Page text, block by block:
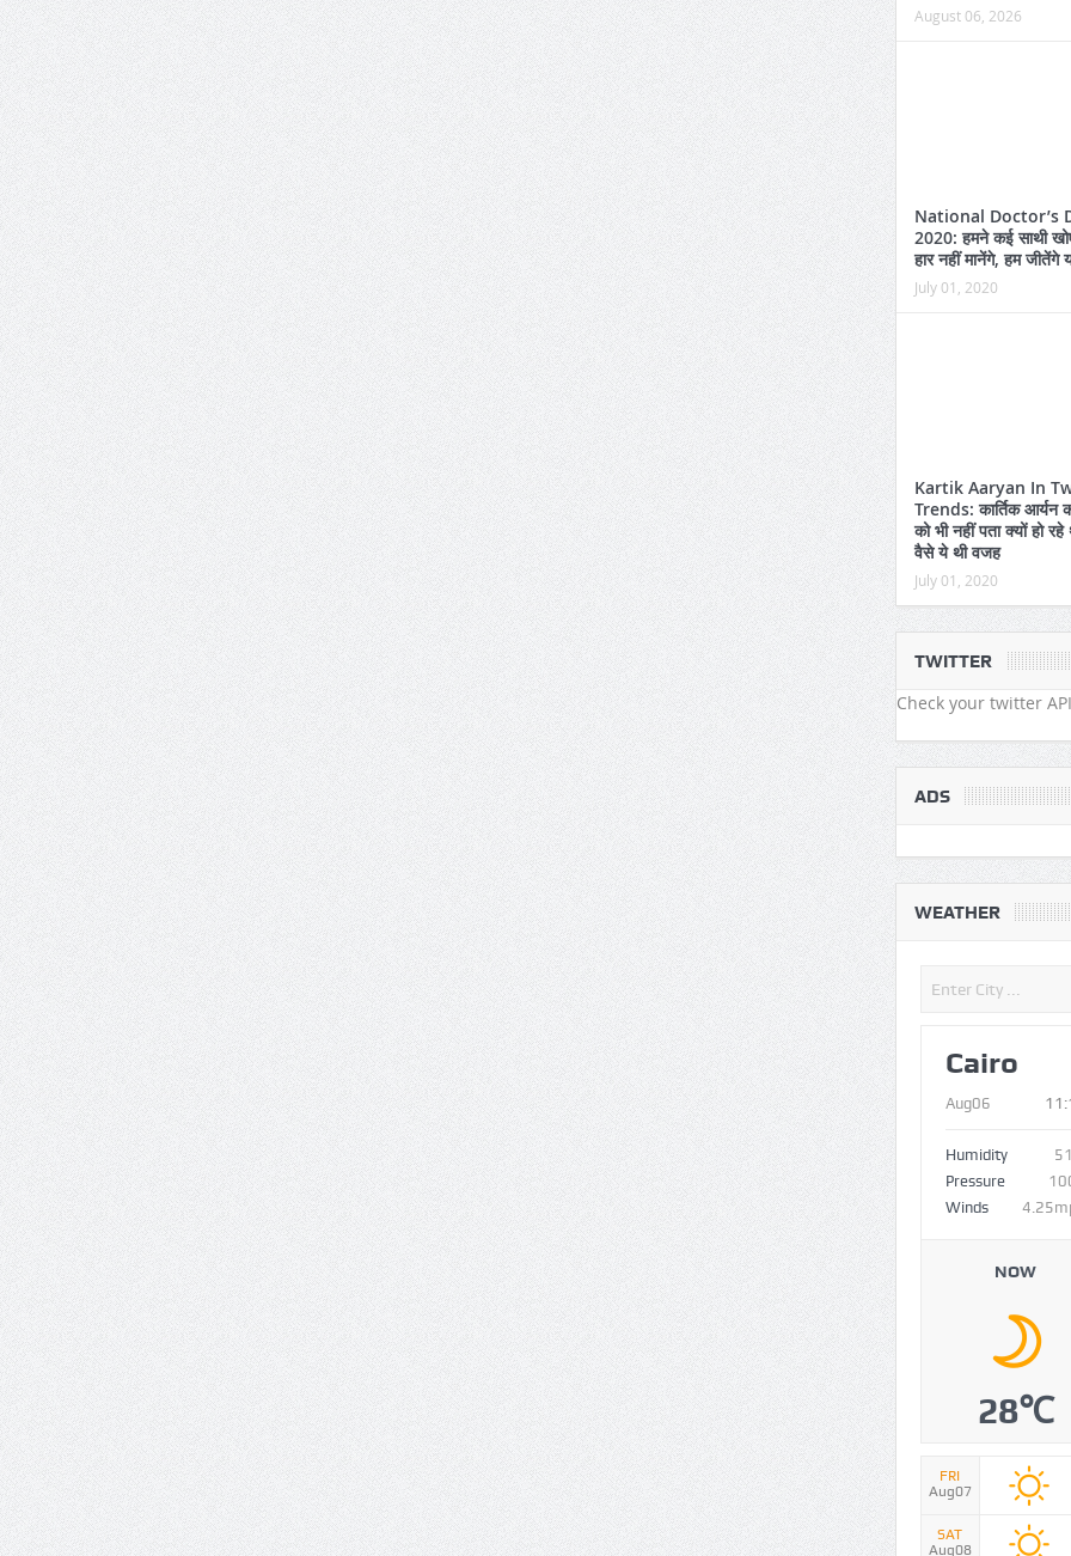
August 06, 2026
National Doctor’s
2020: हमने कई साथी
हार नहीं मानेंगे, हम जीतेंगे
July 01, 2020
Kartik Aaryan In
Trends: कार्तिक आर्यन
को भी नहीं पता क्यों हो
वैसे ये थी वजह
July 01, 2020
TWITTER
Check your twitter
ADS
WEATHER
Cairo
Aug06
Humidity
Pressure
Winds
NOW
28℃
FRI
Aug07
SAT
Aug08